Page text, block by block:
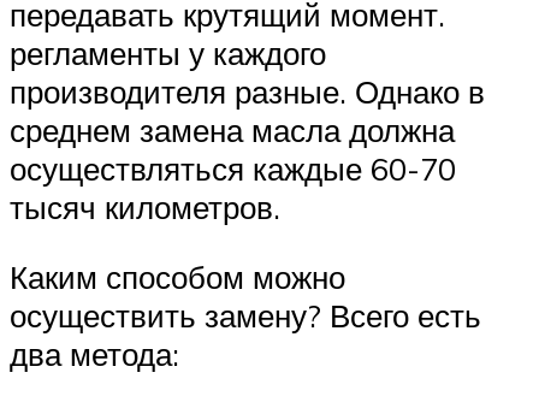
передавать крутящий момент.
регламенты у каждого
производителя разные. Однако в
среднем замена масла должна
осуществляться каждые 60-70
тысяч километров.
Каким способом можно
осуществить замену? Всего есть
два метода: